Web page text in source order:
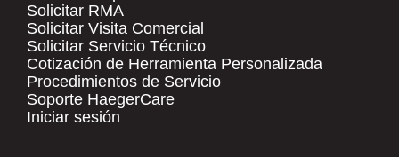
COMPANY NAME*
COUNTRY
.
QUICK LINKS
Products
Resources
Solicitar RMA
Solicitar Visita Comercial
Solicitar Servicio Técnico
Cotización de Herramienta Personalizada
Procedimientos de Servicio
Soporte HaegerCare
Iniciar sesión